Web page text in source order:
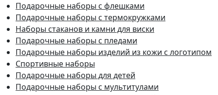
Подарочные наборы с флешками
Подарочные наборы с термокружками
Наборы стаканов и камни для виски
Подарочные наборы с пледами
Подарочные наборы изделий из кожи с логотипом
Спортивные наборы
Подарочные наборы для детей
Подарочные наборы с мультитулами